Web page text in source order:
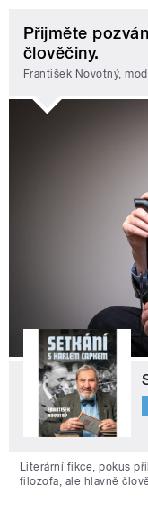
Přijměte
člověčiny.
František Novotný,
Literární fikce, pokus
filozofa, ale hlavně